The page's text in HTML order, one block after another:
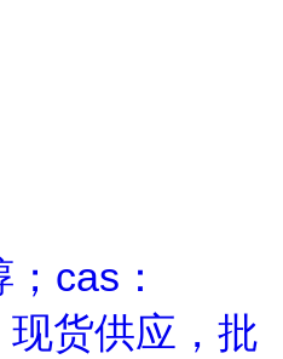
cas：
现货供应，批